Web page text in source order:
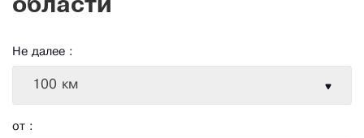
области
Не далее :
100 км
от :